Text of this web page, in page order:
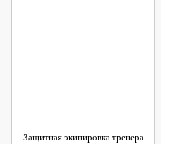
Защитная экипировка тренера